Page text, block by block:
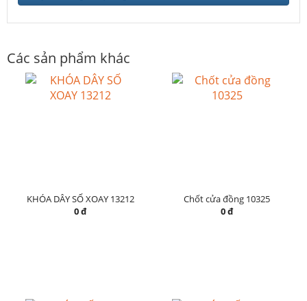
Các sản phẩm khác
KHÓA DÂY SỐ XOAY 13212
0 đ
Chốt cửa đồng 10325
0 đ